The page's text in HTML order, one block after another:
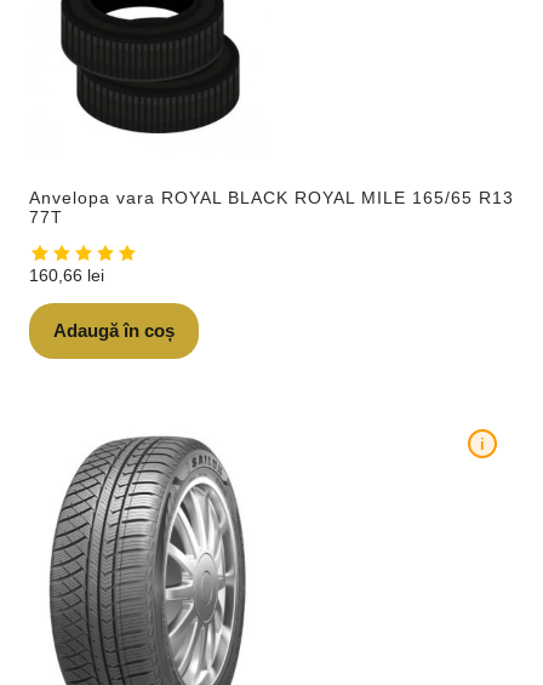
Anvelopa vara ROYAL BLACK ROYAL MILE 165/65 R13
77T
160,66 lei
Adaugă în coș
i